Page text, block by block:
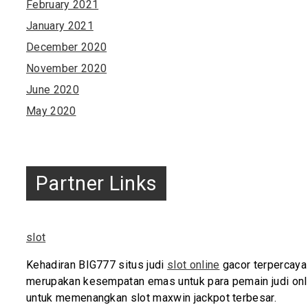
February 2021
January 2021
December 2020
November 2020
June 2020
May 2020
Partner Links
slot
Kehadiran BIG777 situs judi slot online gacor terpercaya
merupakan kesempatan emas untuk para pemain judi
untuk memenangkan slot maxwin jackpot terbesar.